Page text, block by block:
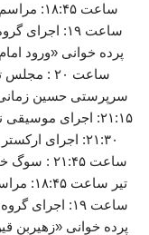
ساعت
پرده خوانی «ورود
ساعت ۲۰
۲۱:۱۵: اجرای
۲۱:۳۰: اجرای
تیر
پرده خوانی «زهیربن